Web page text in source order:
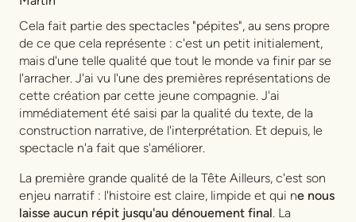
Cela fait partie des spectacles "pépites", au sens propre
de ce que cela représente : c'est un petit initialement,
mais d'une telle qualité que tout le monde va finir par se
l'arracher. J'ai vu l'une des premières représentations de
cette création par cette jeune compagnie. J'ai
immédiatement été saisi par la qualité du texte, de la
construction narrative, de l'interprétation. Et depuis, le
spectacle n'a fait que s'améliorer.
La première grande qualité de la Tête Ailleurs, c'est son
enjeu narratif : l'histoire est claire, limpide et qui ne nous
laisse aucun répit jusqu'au dénouement final. La